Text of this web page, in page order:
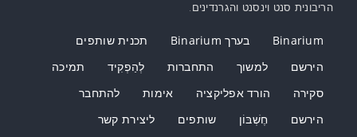
הריבונית סנט וינסנט והגרנדינים.
Binarium בערך Binarium
תכנית שותפים
הירשם
למשוך התחברות לְהַפְקִיד
תמיכה
סקירה
הורד אפליקציה אימות
להתחבר
הירשם
חֶשְׁבּוֹן שותפים
ליצירת קשר